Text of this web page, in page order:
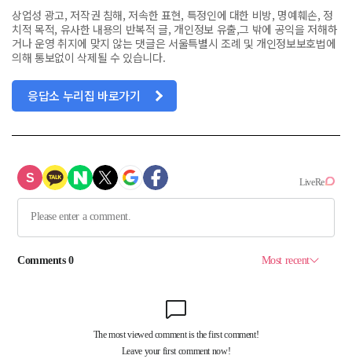
상업성 광고, 저작권 침해, 저속한 표현, 특정인에 대한 비방, 명예훼손, 정
치적 목적, 유사한 내용의 반복적 글, 개인정보 유출,그 밖에 공익을 저해하
거나 운영 취지에 맞지 않는 댓글은 서울특별시 조례 및 개인정보보호법에
의해 통보없이 삭제될 수 있습니다.
응답소 누리집 바로가기